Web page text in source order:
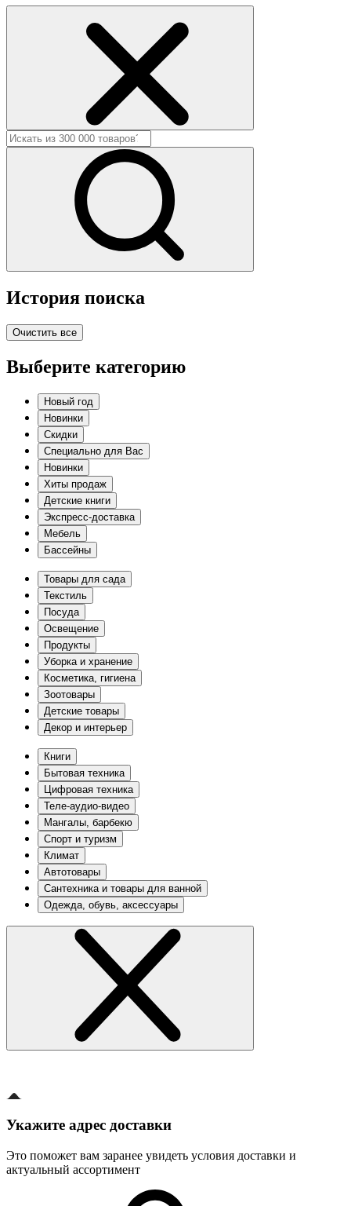
История поиска
Очистить все
Выберите категорию
Новый год
Новинки
Скидки
Специально для Вас
Новинки
Хиты продаж
Детские книги
Экспресс-доставка
Мебель
Бассейны
Товары для сада
Текстиль
Посуда
Освещение
Продукты
Уборка и хранение
Косметика, гигиена
Зоотовары
Детские товары
Декор и интерьер
Книги
Бытовая техника
Цифровая техника
Теле-аудио-видео
Мангалы, барбекю
Спорт и туризм
Климат
Автотовары
Сантехника и товары для ванной
Одежда, обувь, аксессуары
Укажите адрес доставки
Это поможет вам заранее увидеть условия доставки и
актуальный ассортимент